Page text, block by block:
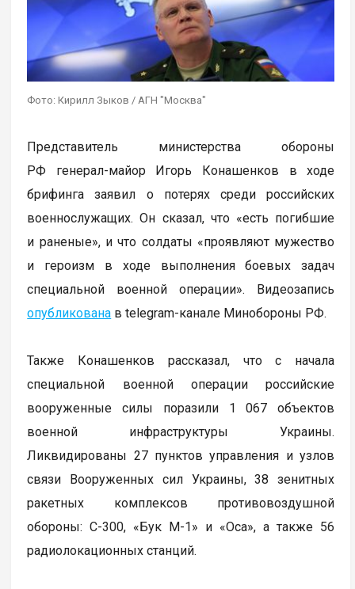
Фото: Кирилл Зыков / АГН "Москва"
Представитель министерства обороны
РФ генерал-майор Игорь Конашенков в ходе
брифинга заявил о потерях среди российских
военнослужащих. Он сказал, что «есть погибшие
и раненые», и что солдаты «проявляют мужество
и героизм в ходе выполнения боевых задач
специальной военной операции». Видеозапись
опубликована в telegram-канале Минобороны РФ.
Также Конашенков рассказал, что с начала
специальной военной операции российские
вооруженные силы поразили 1 067 объектов
военной инфраструктуры Украины.
Ликвидированы 27 пунктов управления и узлов
связи Вооруженных сил Украины, 38 зенитных
ракетных комплексов противовоздушной
обороны: С-300, «Бук М-1» и «Оса», а также 56
радиолокационных станций.